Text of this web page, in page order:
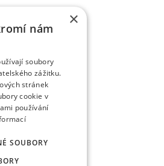
×
nám
soubory
zážitku.
stránek
cookie v
používání
SOUBORY